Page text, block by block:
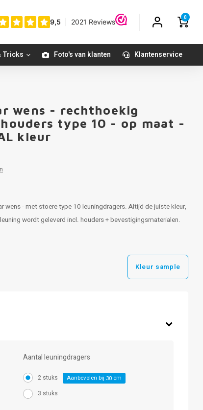
0
Tricks Foto's van klanten Klantenservice
wens - rechthoekig
type 10 - op maat -
kleur
wens - met stoere type 10 leuningdragers. Altijd de juiste kleur,
wordt geleverd incl. houders + bevestigingsmaterialen.
Kleur sample
Aantal leuningdragers
2 stuks Aanbevolen bij 30 cm
3 stuks